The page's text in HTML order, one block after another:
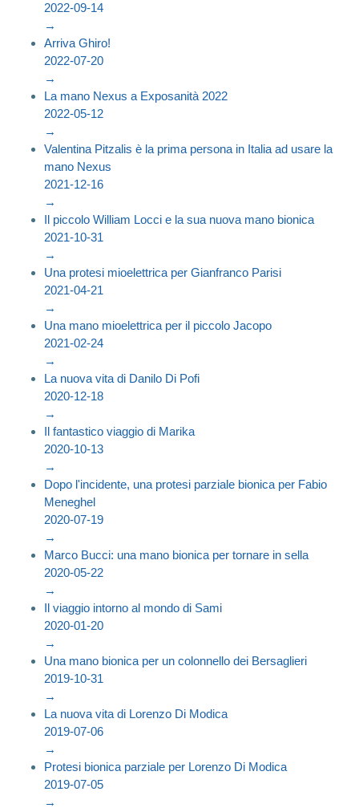
2022-09-14
→
Arriva Ghiro!
2022-07-20
→
La mano Nexus a Exposanità 2022
2022-05-12
→
Valentina Pitzalis è la prima persona in Italia ad usare la
mano Nexus
2021-12-16
→
Il piccolo William Locci e la sua nuova mano bionica
2021-10-31
→
Una protesi mioelettrica per Gianfranco Parisi
2021-04-21
→
Una mano mioelettrica per il piccolo Jacopo
2021-02-24
→
La nuova vita di Danilo Di Pofi
2020-12-18
→
Il fantastico viaggio di Marika
2020-10-13
→
Dopo l'incidente, una protesi parziale bionica per Fabio
Meneghel
2020-07-19
→
Marco Bucci: una mano bionica per tornare in sella
2020-05-22
→
Il viaggio intorno al mondo di Sami
2020-01-20
→
Una mano bionica per un colonnello dei Bersaglieri
2019-10-31
→
La nuova vita di Lorenzo Di Modica
2019-07-06
→
Protesi bionica parziale per Lorenzo Di Modica
2019-07-05
→